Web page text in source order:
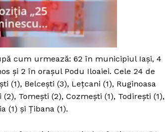
PRESShub
Despre noi / Echipa
Proiecte editoriale
Contact
cum urmează: 62 în municipiul Iaşi, 4
şi 2 în oraşul Podu Iloaiei. Cele 24 de
Belceşti (3), Leţcani (1), Ruginoasa
Tomeşti (2), Cozmeşti (1), Todireşti (1),
(1) şi Ţibana (1).